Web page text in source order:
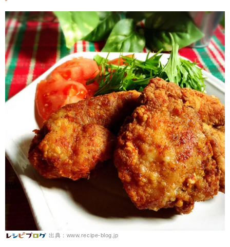
出典：www.recipe-blog.jp